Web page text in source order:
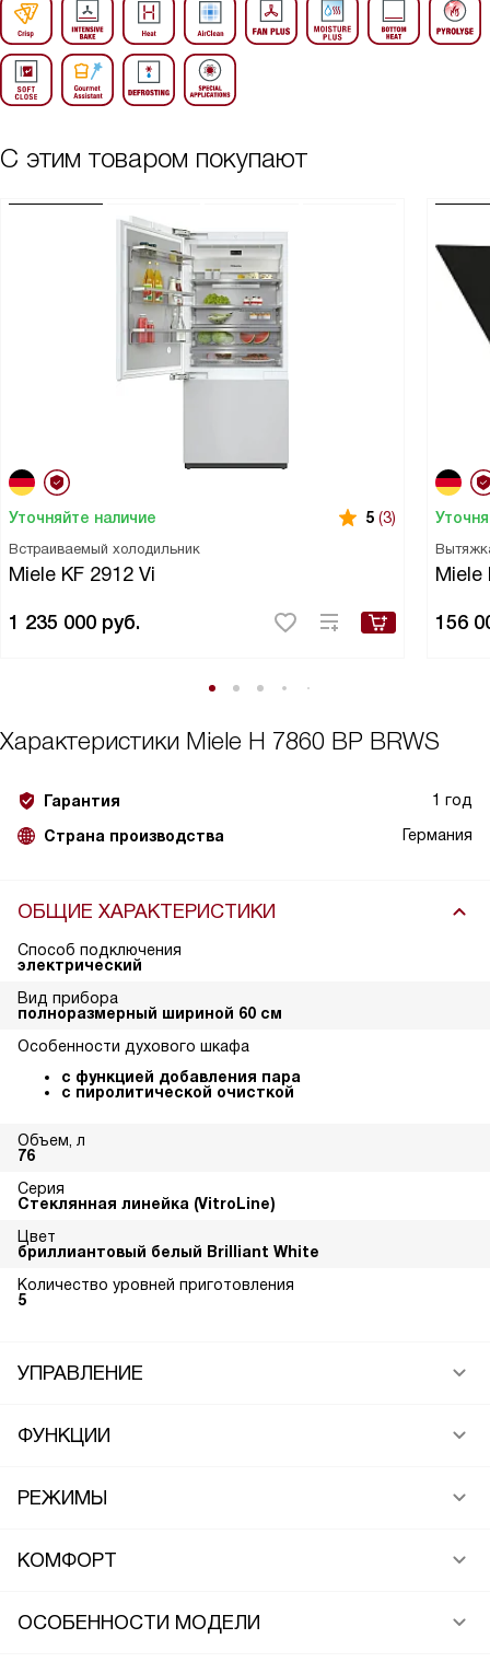
С этим товаром покупают
Уточняйте наличие 5 (3)
Встраиваемый холодильник
Miele KF 2912 Vi
1 235 000 руб.
Miele
156
Характеристики Miele H 7860 BP BRWS
Гарантия 1 год
Страна производства Германия
ОБЩИЕ ХАРАКТЕРИСТИКИ
Способ подключения
электрический
Вид прибора
полноразмерный шириной 60 см
Особенности духового шкафа
с функцией добавления пара
с пиролитической очисткой
Объем, л
76
Серия
Стеклянная линейка (VitroLine)
Цвет
бриллиантовый белый Brilliant White
Количество уровней приготовления
5
УПРАВЛЕНИЕ
ФУНКЦИИ
РЕЖИМЫ
КОМФОРТ
ОСОБЕННОСТИ МОДЕЛИ